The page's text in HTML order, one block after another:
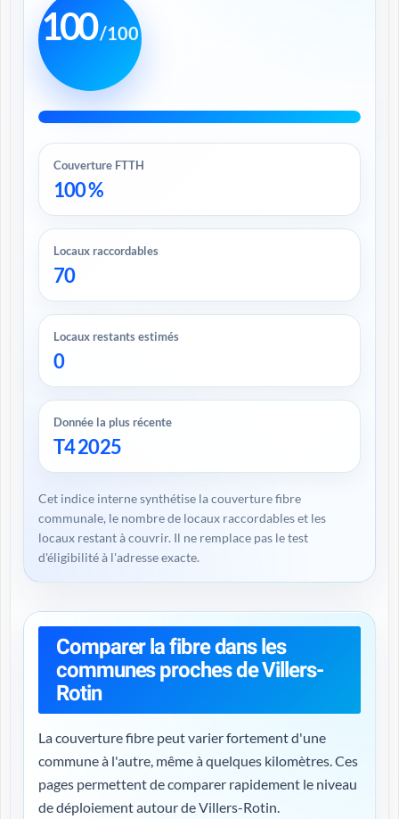
100/100
Couverture FTTH
100 %
Locaux raccordables
70
Locaux restants estimés
0
Donnée la plus récente
T4 2025
Cet indice interne synthétise la couverture fibre
communale, le nombre de locaux raccordables et les
locaux restant à couvrir. Il ne remplace pas le test
d'éligibilité à l'adresse exacte.
Comparer la fibre dans les
communes proches de Villers-
Rotin
La couverture fibre peut varier fortement d'une
commune à l'autre, même à quelques kilomètres. Ces
pages permettent de comparer rapidement le niveau
de déploiement autour de Villers-Rotin.